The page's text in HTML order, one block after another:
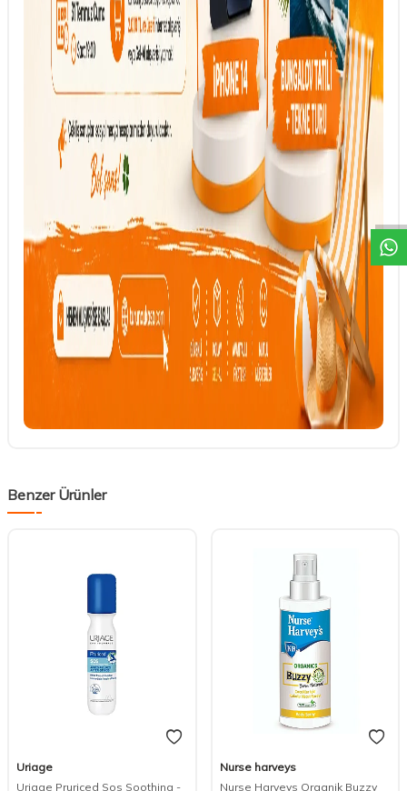
Benzer Ürünler
Uriage
Uriage Pruriced Sos Soothing -
Nurse harveys
Nurse Harveys Organik Buzzy